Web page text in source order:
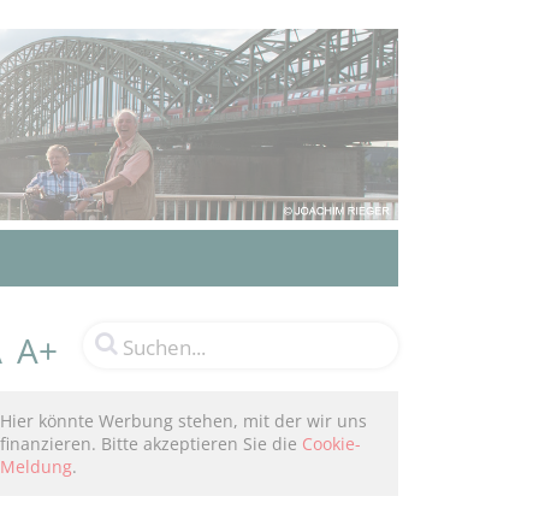
A+
Hier könnte Werbung stehen, mit der wir uns
finanzieren. Bitte akzeptieren Sie die Cookie-
Meldung.